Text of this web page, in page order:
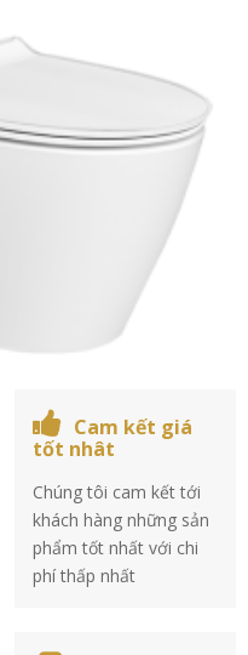
Cam kết giá
tốt nhât
Chúng tôi cam kết tới
khách hàng những sản
phẩm tốt nhất với chi
phí thấp nhất